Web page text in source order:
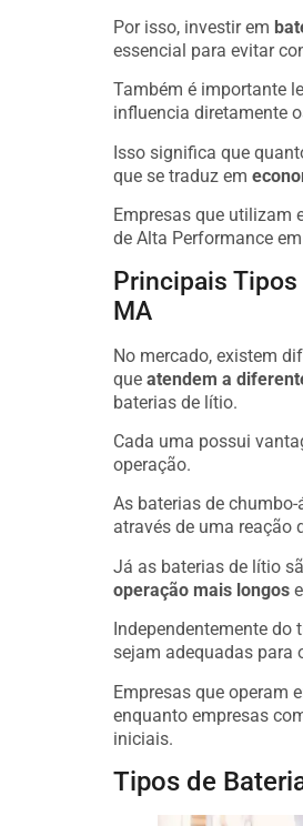
Por isso, investir em
essencial para evitar
Também é importante
influencia diretamente
Isso significa que
que se traduz em
Empresas que utilizam
de Alta Performance
Principais
MA
No mercado, existem
que atendem a
baterias de lítio.
Cada uma possui
operação.
As baterias de
através de uma reação
Já as baterias de lítio
operação mais longos
Independentemente
sejam adequadas para
Empresas que operam
enquanto empresas
iniciais.
Tipos de